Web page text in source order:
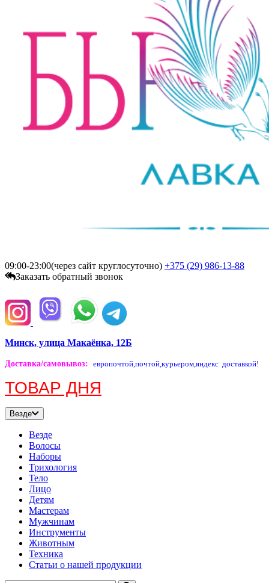
09:00-23:00(через сайт круглосуточно) +375 (29) 986-13-88
Заказать обратный звонок
Минск, улица Макаёнка, 12Б
Доставка/самовывоз: европочтой,почтой,курьером,яндекс доставкой!
ТОВАР ДНЯ
Везде
Везде
Волосы
Наборы
Трихология
Тело
Лицо
Детям
Мастерам
Мужчинам
Инструменты
Животным
Техника
Статьи о нашей продукции